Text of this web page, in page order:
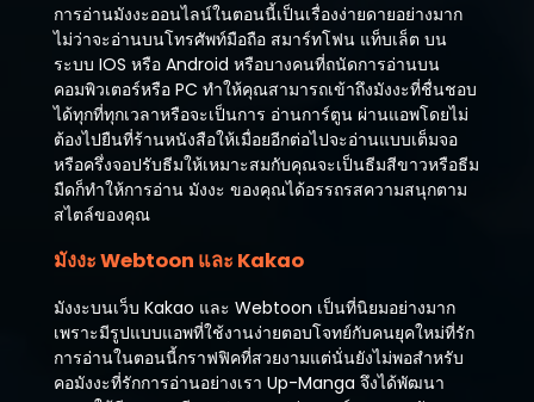
การอ่านมังงะออนไลน์ในตอนนี้เป็นเรื่องง่ายดายอย่างมาก
ไม่ว่าจะอ่านบนโทรศัพท์มือถือ สมาร์ทโฟน แท็บเล็ต บน
ระบบ IOS หรือ Android หรือบางคนที่ถนัดการอ่านบน
คอมพิวเตอร์หรือ PC ทำให้คุณสามารถเข้าถึงมังงะที่ชื่นชอบ
ได้ทุกที่ทุกเวลาหรือจะเป็นการ อ่านการ์ตูน ผ่านแอพโดยไม่
ต้องไปยืนที่ร้านหนังสือให้เมื่อยอีกต่อไปจะอ่านแบบเต็มจอ
หรือครึ่งจอปรับธีมให้เหมาะสมกับคุณจะเป็นธีมสีขาวหรือธีม
มืดก็ทำให้การอ่าน มังงะ ของคุณได้อรรถรสความสนุกตาม
สไตล์ของคุณ
มังงะ Webtoon และ Kakao
มังงะบนเว็บ Kakao และ Webtoon เป็นที่นิยมอย่างมาก
เพราะมีรูปแบบแอพที่ใช้งานง่ายตอบโจทย์กับคนยุคใหม่ที่รัก
การอ่านในตอนนี้กราฟฟิคที่สวยงามแต่นั่นยังไม่พอสำหรับ
คอมังงะที่รักการอ่านอย่างเรา Up-Manga จึงได้พัฒนา